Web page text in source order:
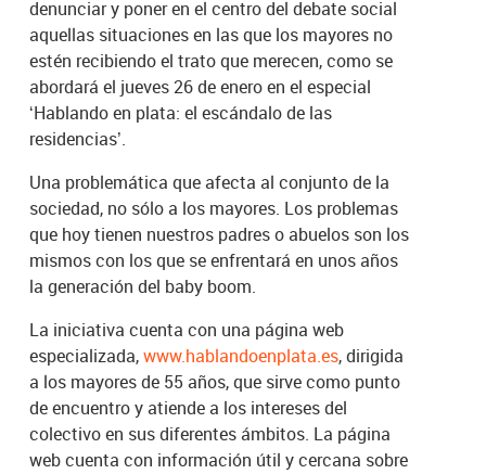
denunciar y poner en el centro del debate social
aquellas situaciones en las que los mayores no
estén recibiendo el trato que merecen, como se
abordará el jueves 26 de enero en el especial
‘Hablando en plata: el escándalo de las
residencias’.
Una problemática que afecta al conjunto de la
sociedad, no sólo a los mayores. Los problemas
que hoy tienen nuestros padres o abuelos son los
mismos con los que se enfrentará en unos años
la generación del baby boom.
La iniciativa cuenta con una página web
especializada,www.hablandoenplata.es, dirigida
a los mayores de 55 años, que sirve como punto
de encuentro y atiende a los intereses del
colectivo en sus diferentes ámbitos. La página
web cuenta con información útil y cercana sobre